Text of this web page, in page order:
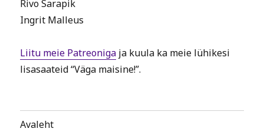
Rivo Sarapik
Ingrit Malleus
Liitu meie Patreoniga ja kuula ka meie lühikesi
lisasaateid “Väga maisine!”.
Avaleht